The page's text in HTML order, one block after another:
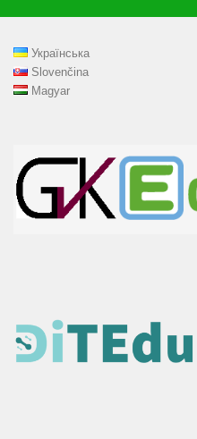
Українська
Slovenčina
Magyar